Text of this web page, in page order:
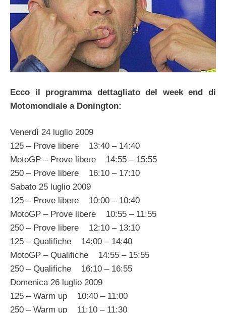
Ecco il programma dettagliato del week end di
Motomondiale a Donington:
Venerdì 24 luglio 2009
125 – Prove libere 13:40 – 14:40
MotoGP – Prove libere 14:55 – 15:55
250 – Prove libere 16:10 – 17:10
Sabato 25 luglio 2009
125 – Prove libere 10:00 – 10:40
MotoGP – Prove libere 10:55 – 11:55
250 – Prove libere 12:10 – 13:10
125 – Qualifiche 14:00 – 14:40
MotoGP – Qualifiche 14:55 – 15:55
250 – Qualifiche 16:10 – 16:55
Domenica 26 luglio 2009
125 – Warm up 10:40 – 11:00
250 – Warm up 11:10 – 11:30